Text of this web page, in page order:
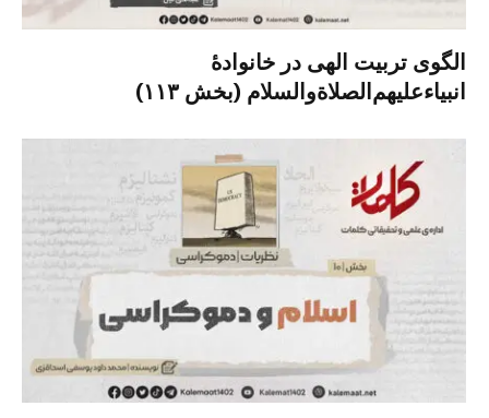
الگوی تربیت الهی در خانوادۀ
انبیاءعلیهم‌الصلاةو‌السلام (بخش ۱۱۳)